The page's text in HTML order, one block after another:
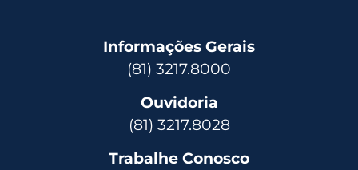
Informações Gerais
(81) 3217.8000
Ouvidoria
(81) 3217.8028
Trabalhe Conosco